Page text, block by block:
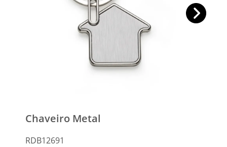
Chaveiro Metal
RDB12691